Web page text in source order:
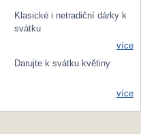
Klasické i netradiční dárky k
svátku
více
Darujte k svátku květiny
více